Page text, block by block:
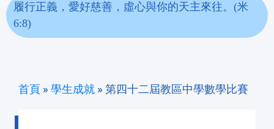
履行正義，愛好慈善，虛心與你的天主來往。(米
6:8)
首頁 » 學生成就 » 第四十二屆教區中學數學比賽